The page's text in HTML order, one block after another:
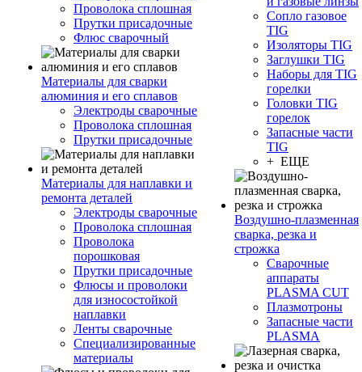
Проволока сплошная
Прутки присадочные
Флюс сварочный
Материалы для сварки
алюминия и его сплавов
Электроды сварочные
Проволока сплошная
Прутки присадочные
Материалы для наплавки и
ремонта деталей
Электроды сварочные
Проволока сплошная
Проволока
порошковая
Прутки присадочные
Флюсы и проволоки
для износостойкой
наплавки
Ленты сварочные
Специализированные
материалы
Сопло газовое
TIG
Изоляторы TIG
Заглушки TIG
Наборы для TIG
горелки
Головки TIG
горелок
Запасные части
TIG
+ ЕЩЕ
Воздушно-плазменная
сварка, резка и
строжка
Сварочные
аппараты
PLASMA CUT
Плазмотроны
Запасные части
PLASMA